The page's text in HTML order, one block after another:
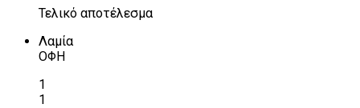
Τελικό αποτέλεσμα
Λαμία
ΟΦΗ
1
1